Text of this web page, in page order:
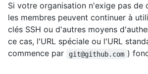
Si votre organisation n'exige pas de
les membres peuvent continuer à
clés SSH ou d'autres moyens
ce cas, l'URL spéciale ou l'URL
commence par
git@github.com )